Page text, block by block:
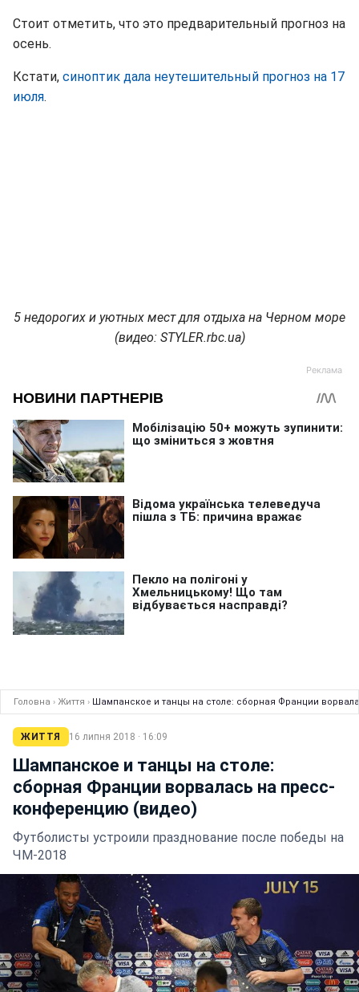
Стоит отметить, что это предварительный прогноз на
осень.
Кстати, синоптик дала неутешительный прогноз на 17
июля.
5 недорогих и уютных мест для отдыха на Черном море
(видео: STYLER.rbc.ua)
Головна › Життя › Шампанское и танцы на столе: сборная Франции
ЖИТТЯ 16 липня 2018 · 16:09
Шампанское и танцы на столе:
сборная Франции ворвалась на пресс-
конференцию (видео)
Футболисты устроили празднование после победы на
ЧМ-2018